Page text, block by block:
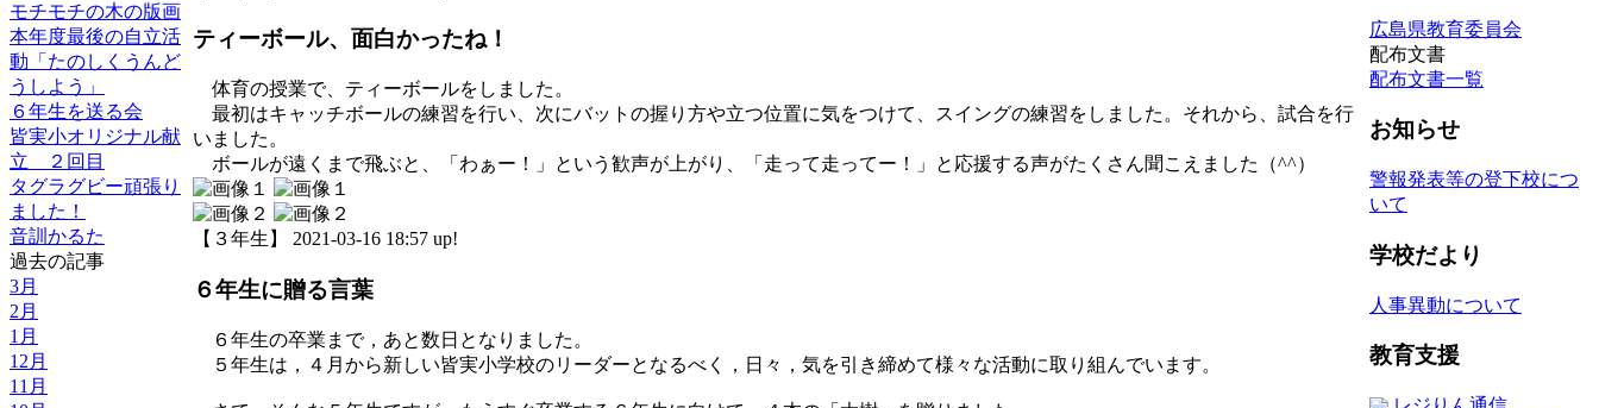
モチモチの木の版画
本年度最後の自立活
動「たのしくうんど
うしよう」
６年生を送る会
皆実小オリジナル献
立 ２回目
タグラグビー頑張り
ました！
音訓かるた
過去の記事
3月
2月
1月
12月
11月
ティーボール、面白かったね！
体育の授業で、ティーボールをしました。
最初はキャッチボールの練習を行い、次にバットの握り方や立つ位置に気をつけて、スイングの練習をしました。それから、試合を行
いました。
ボールが遠くまで飛ぶと、「わぁー！」という歓声が上がり、「走って走ってー！」と応援する声がたくさん聞こえました（^^）
【３年生】 2021-03-16 18:57 up!
６年生に贈る言葉
６年生の卒業まで，あと数日となりました。
５年生は，４月から新しい皆実小学校のリーダーとなるべく，日々，気を引き締めて様々な活動に取り組んでいます。
広島県教育委員会
配布文書
配布文書一覧
お知らせ
警報発表等の登下校につ
いて
学校だより
人事異動について
教育支援